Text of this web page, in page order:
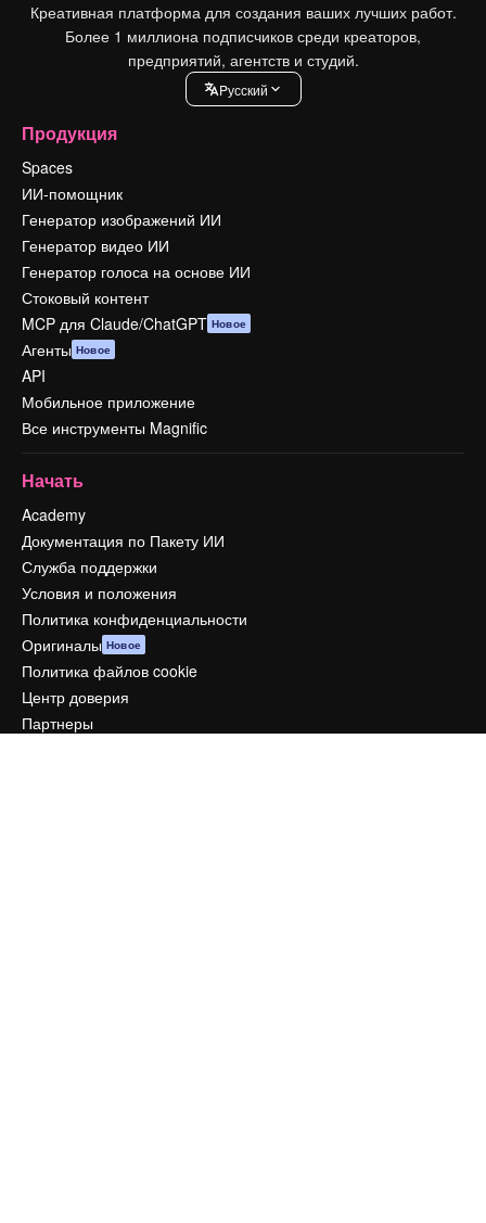
Креативная платформа для создания ваших лучших работ.
Более 1 миллиона подписчиков среди креаторов,
предприятий, агентств и студий.
Pусский
Продукция
Spaces
ИИ-помощник
Генератор изображений ИИ
Генератор видео ИИ
Генератор голоса на основе ИИ
Стоковый контент
MCP для Claude/ChatGPT Новое
Агенты Новое
API
Мобильное приложение
Все инструменты Magnific
Начать
Academy
Документация по Пакету ИИ
Служба поддержки
Условия и положения
Политика конфиденциальности
Оригиналы Новое
Политика файлов cookie
Центр доверия
Партнеры